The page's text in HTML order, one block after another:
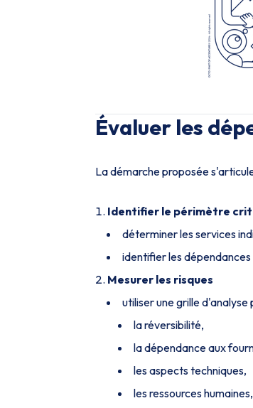
Évaluer les
La démarche proposée
Identifier le périmètre
déterminer les services
identifier les dépendances
Mesurer les risques
utiliser une grille
la réversibilité,
la dépendance aux
les aspects techniques,
les ressources humaines,